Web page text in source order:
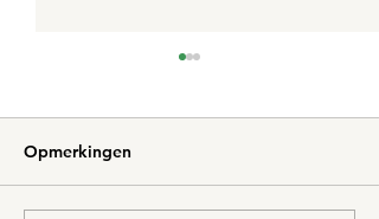
Opmerkingen